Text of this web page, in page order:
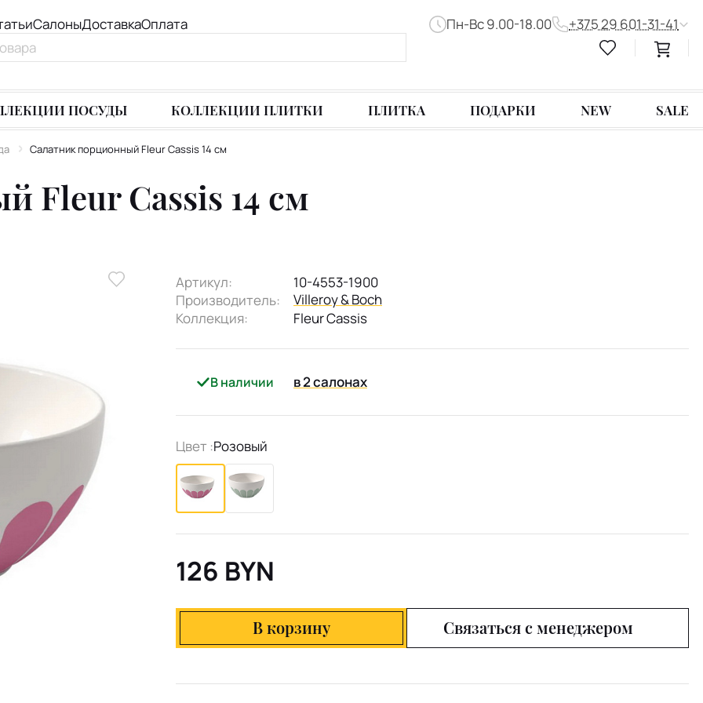
СалоныДоставкаОплата Пн-Вс 9.00-18.00 +375 29 601-31-41
ПОСУДЫ КОЛЛЕКЦИИ ПЛИТКИ ПЛИТКА ПОДАРКИ NEW SALE
Салатник порционный Fleur Cassis 14 см
Fleur Cassis 14 см
Артикул:
10-4553-1900
Производитель:
Villeroy & Boch
Коллекция:
Fleur Cassis
В наличии в 2 салонах
Цвет :Розовый
126 BYN
В корзину Связаться с менеджером